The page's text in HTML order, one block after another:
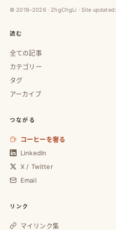
© 2018–2026 · ZhgChgLi · Site updated:
読む
全ての記事
カテゴリー
タグ
アーカイブ
つながる
コーヒーを奢る
LinkedIn
X / Twitter
Email
リンク
マイリンク集